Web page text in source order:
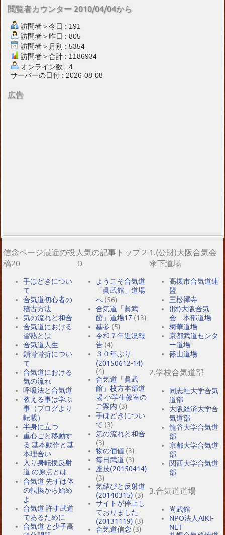
閲覧者カウンター 2010/04/04から
訪問者＞今日 : 191
訪問者＞昨日 : 805
訪問者＞月別 : 5354
訪問者＞合計 : 1186934
オンライン数 : 4
サーバーの日付 : 2026-08-08
広告
信念ページ最近の投
稿20
手ほどきについ
て
合気道初心者の
稽古方法
気の流れと和合
合気道における
習熟とは
合気道人生
鎖骨骨折につい
て
合気道における
気の流れ
呼吸法と合気道
教える事は学ぶ
事（ブログより
転載）
半身に立つ
重心ごと移動す
る 基本動作と基
本理合い
入り身転換反射
道 の原点とは
合気道 先ずは体
の転換から始め
よ
合気道 許す武道
であるために
合気道 と少子高
人気の記事トップ２
０
ようこそ合気道
「眞武館」道場
へ (56)
合気道「眞武
館」道場17 (13)
墓参 (5)
令和７年近況報
告 (4)
３０年ぶり
(20150612-14)
(4)
合気道「眞武
館」枚方本部道
場 小学生教室の
ご案内 (3)
手ほどきについ
て (3)
気の流れと和合
(3)
物の価値 (3)
毎日武道 (3)
座技(20150414)
(3)
気結びと反射道
(20140315) (3)
サイトが停止し
ておりました
(20131119) (3)
合気道信念 (3)
1.(公財)大阪合気会
傘下道場
高槻市合気道連
盟
三松禪寺
(財)大阪合気
会 本部道場
梅華道場
京都武道センタ
ー道場
篠山道場
2.学校合気道部
同志社大学合気
道部
大阪経済大学合
気道部
龍谷大学合気道
部
京都大学合気道
部
関西大学合気道
部
3.合気道道場
尚武館
NPO法人AIKI-
NET